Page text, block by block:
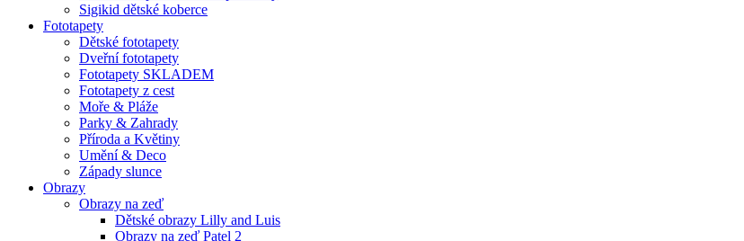
Sigikid dětské koberce
Fototapety
Dětské fototapety
Dveřní fototapety
Fototapety SKLADEM
Fototapety z cest
Moře & Pláže
Parky & Zahrady
Příroda a Květiny
Umění & Deco
Západy slunce
Obrazy
Obrazy na zeď
Dětské obrazy Lilly and Luis
Obrazy na zeď Patel 2